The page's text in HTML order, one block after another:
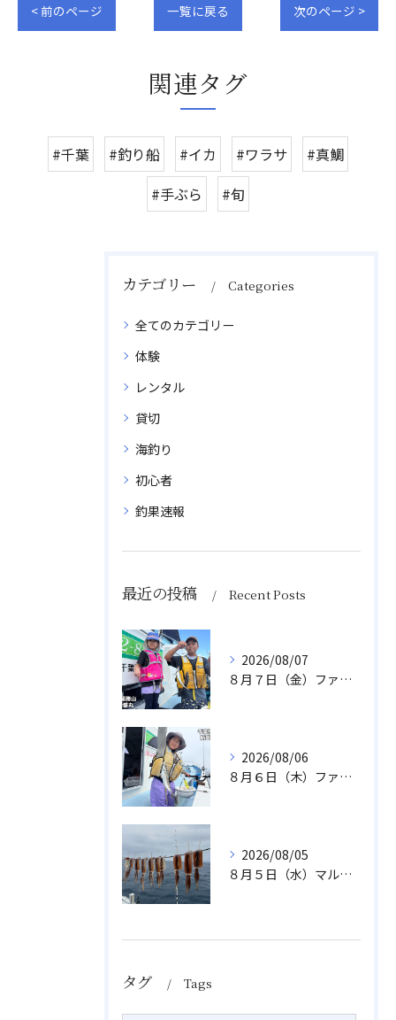
< 前のページ 一覧に戻る 次のページ >
関連タグ
#千葉 #釣り船 #イカ #ワラサ
#真鯛
#手ぶら
#旬
カテゴリー Categories
全てのカテゴリー
体験
レンタル
貸切
海釣り
初心者
釣果速報
最近の投稿 Recent Posts
2026/08/07
８月７日（金）ファミリフィッシング
2026/08/06
８月６日（木）ファミリフィッシング
2026/08/05
８月５日（水）マルイカ
タグ Tags